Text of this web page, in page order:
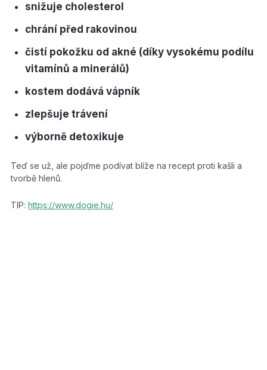
snižuje cholesterol
chrání před rakovinou
čistí pokožku od akné (díky vysokému podílu
vitamínů a minerálů)
kostem dodává vápník
zlepšuje trávení
výborně detoxikuje
Teď se už, ale pojďme podívat blíže na recept proti kašli a
tvorbě hlenů.
TIP: https://www.dogie.hu/